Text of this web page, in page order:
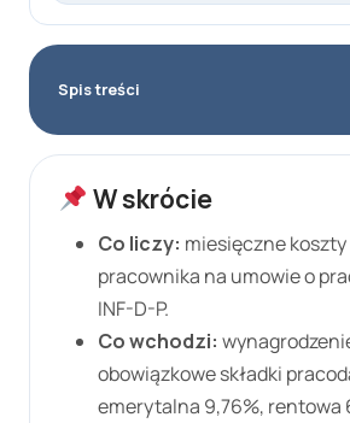
Spis treści
W skrócie
Co liczy: miesięczne koszty
pracownika na umowie o
INF-D-P.
Co wchodzi:
obowiązkowe składki
emerytalna 9,76%, rentowa